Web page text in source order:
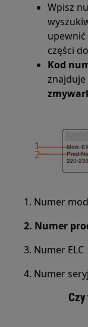
Wpisz
upewnić
części
Kod
1. Numer
2. Numer
3. Numer ELC
4. Numer
Czy